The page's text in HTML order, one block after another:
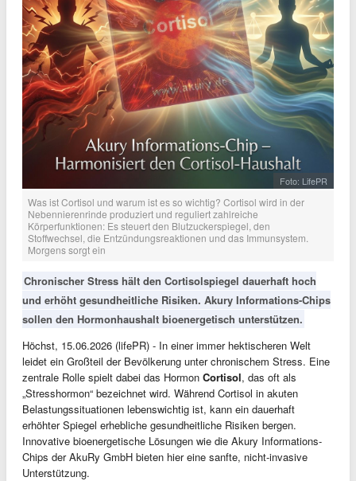
Foto: LifePR
Was ist Cortisol und warum ist es so wichtig? Cortisol wird in der
Nebennierenrinde produziert und reguliert zahlreiche
Körperfunktionen: Es steuert den Blutzuckerspiegel, den
Stoffwechsel, die Entzündungsreaktionen und das Immunsystem.
Morgens sorgt ein
Chronischer Stress hält den Cortisolspiegel dauerhaft hoch
und erhöht gesundheitliche Risiken. Akury Informations-Chips
sollen den Hormonhaushalt bioenergetisch unterstützen.
Höchst, 15.06.2026 (lifePR) - In einer immer hektischeren Welt
leidet ein Großteil der Bevölkerung unter chronischem Stress. Eine
zentrale Rolle spielt dabei das Hormon Cortisol, das oft als
„Stresshormon“ bezeichnet wird. Während Cortisol in akuten
Belastungssituationen lebenswichtig ist, kann ein dauerhaft
erhöhter Spiegel erhebliche gesundheitliche Risiken bergen.
Innovative bioenergetische Lösungen wie die Akury Informations-
Chips der AkuRy GmbH bieten hier eine sanfte, nicht-invasive
Unterstützung.